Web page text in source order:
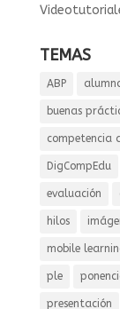
TEMAS
ABP
buenas
competencia
DigCompEdu
evaluación
hilos
mobile
ple
presentación